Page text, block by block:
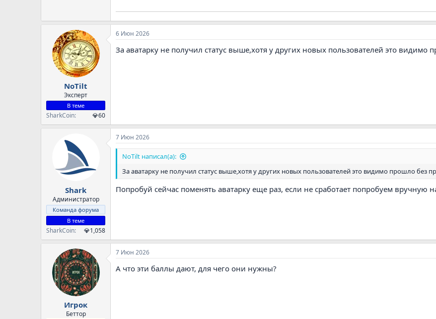
NoTilt
Эксперт
В теме
SharkCoin 💎60
6 Июн 2026
За аватарку не получил статус выше,хотя у других новых пользователей это видимо
Shark
Администратор
Команда форума
В теме
SharkCoin 💎1,058
7 Июн 2026
NoTilt написал(а):
За аватарку не получил статус выше,хотя у других новых пользователей это видимо прошло без
Попробуй сейчас поменять аватарку еще раз, если не сработает попробуем вручную
Игрок
Беттор
7 Июн 2026
А что эти баллы дают, для чего они нужны?